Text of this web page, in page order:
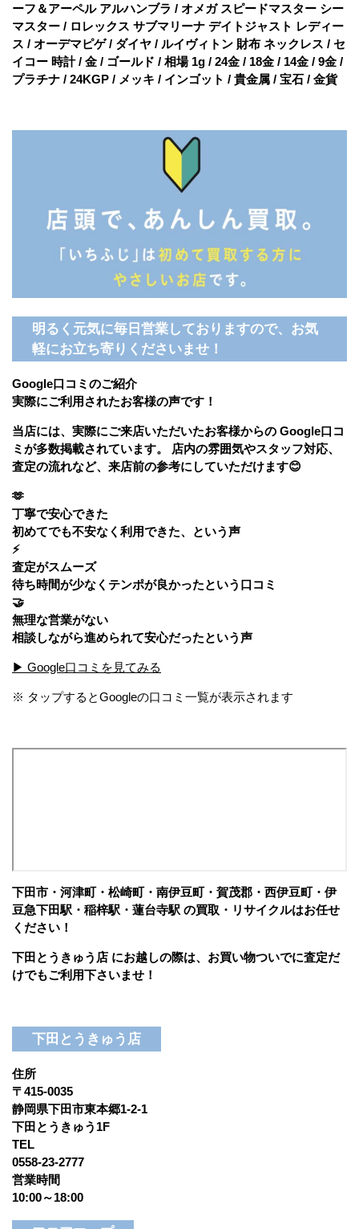
ーフ＆アーペル アルハンブラ / オメガ スピードマスター シー
マスター / ロレックス サブマリーナ デイトジャスト レディー
ス / オーデマピゲ / ダイヤ / ルイヴィトン 財布 ネックレス / セ
イコー 時計 / 金 / ゴールド / 相場 1g / 24金 / 18金 / 14金 / 9金 /
プラチナ / 24KGP / メッキ / インゴット / 貴金属 / 宝石 / 金貨
明るく元気に毎日営業しておりますので、お気
軽にお立ち寄りくださいませ！
Google口コミのご紹介
実際にご利用されたお客様の声です！
当店には、実際にご来店いただいたお客様からの Google口コ
ミが多数掲載されています。 店内の雰囲気やスタッフ対応、
査定の流れなど、来店前の参考にしていただけます😊
🫶
丁寧で安心できた
初めてでも不安なく利用できた、という声
⚡
査定がスムーズ
待ち時間が少なくテンポが良かったという口コミ
🤝
無理な営業がない
相談しながら進められて安心だったという声
▶ Google口コミを見てみる
※ タップするとGoogleの口コミ一覧が表示されます
下田市・河津町・松崎町・南伊豆町・賀茂郡・西伊豆町・伊
豆急下田駅・稲梓駅・蓮台寺駅 の買取・リサイクルはお任せ
ください！
下田とうきゅう店 にお越しの際は、お買い物ついでに査定だ
けでもご利用下さいませ！
下田とうきゅう店
住所
〒415-0035
静岡県下田市東本郷1-2-1
下田とうきゅう1F
TEL
0558-23-2777
営業時間
10:00～18:00